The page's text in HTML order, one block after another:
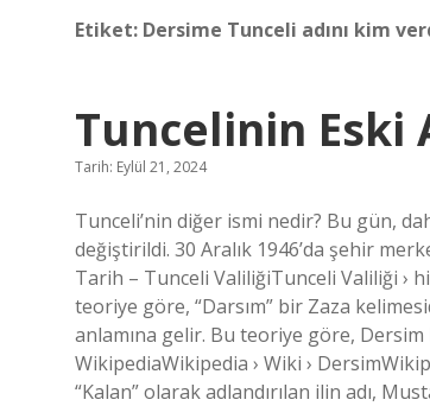
Etiket: Dersime Tunceli adını kim
Tuncelinin Eski
Tarih: Eylül 21, 2024
Tunceli’nin diğer ismi nedir? Bu gün,
değiştirildi. 30 Aralık 1946’da şehir
Tarih – Tunceli ValiliğiTunceli Valiliği ›
teoriye göre, “Darsım” bir Zaza
anlamına gelir. Bu teoriye göre, Dersim
WikipediaWikipedia › Wiki ›
“Kalan” olarak adlandırılan ilin adı,